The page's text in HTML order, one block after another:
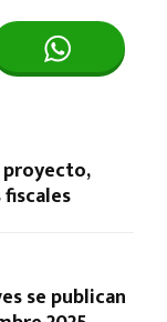
proyecto,
se publican